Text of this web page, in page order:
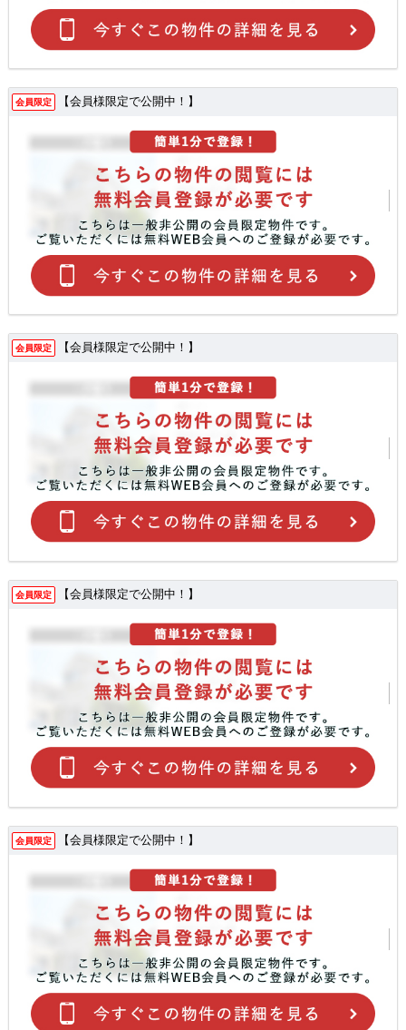
会員限定 【会員様限定で公開中！】
会員限定 【会員様限定で公開中！】
会員限定 【会員様限定で公開中！】
会員限定 【会員様限定で公開中！】